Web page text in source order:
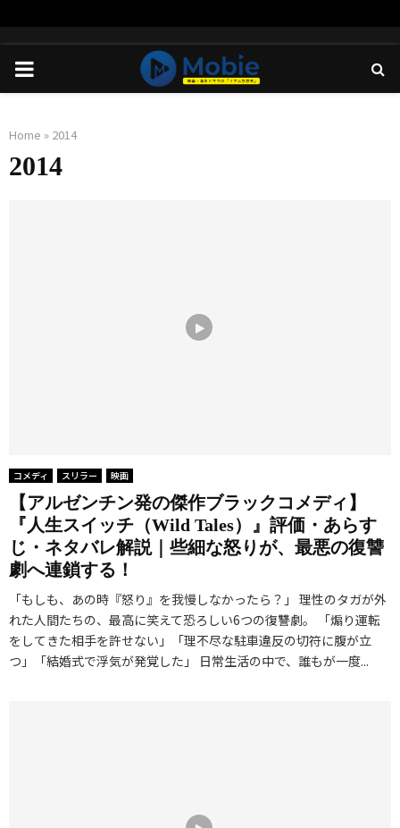
PRIMARY
Home » 2014
2014
コメディ スリラー 映画
【アルゼンチン発の傑作ブラックコメディ】
『人生スイッチ（Wild Tales）』評価・あらす
じ・ネタバレ解説｜些細な怒りが、最悪の復讐
劇へ連鎖する！
「もしも、あの時『怒り』を我慢しなかったら？」 理性のタガが外
れた人間たちの、最高に笑えて恐ろしい6つの復讐劇。 「煽り運転
をしてきた相手を許せない」「理不尽な駐車違反の切符に腹が立
つ」「結婚式で浮気が発覚した」 日常生活の中で、誰もが一度...